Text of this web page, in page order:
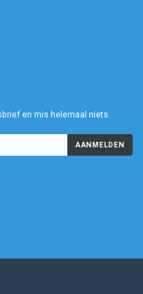
en mis helemaal niets.
AANMELDEN